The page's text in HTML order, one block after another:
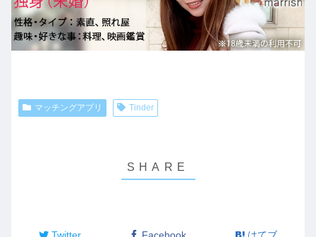
マッチングアプリ Tinder
Twitter Facebook はてブ